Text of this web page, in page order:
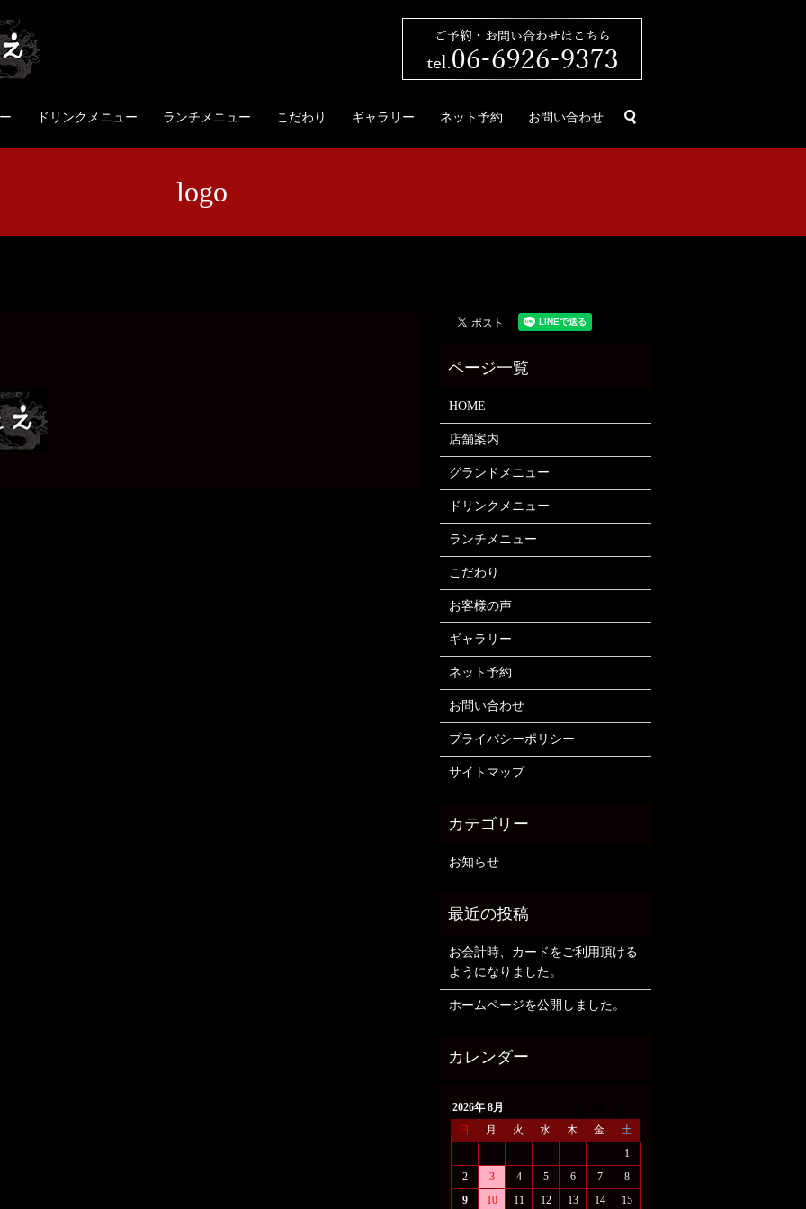
ドリンクメニュー ランチメニュー こだわり ギャラリー ネット予約 お問い合わせ
logo
HOME
店舗案内
グランドメニュー
ドリンクメニュー
ランチメニュー
こだわり
お客様の声
ギャラリー
ネット予約
お問い合わせ
プライバシーポリシー
サイトマップ
お知らせ
お会計時、カードをご利用頂ける
ようになりました。
ホームページを公開しました。
2026年 8月
日
月 火 水 木 金
土
1
2
3 4 5 6 7
8
9
10 11 12 13 14 15